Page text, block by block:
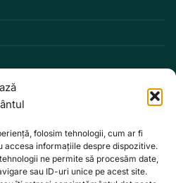
folosim tehnologii, cum ar fi
accesa informațiile despre dispozitive.
ne permite să procesăm date,
sau ID-uri unice pe acest site.